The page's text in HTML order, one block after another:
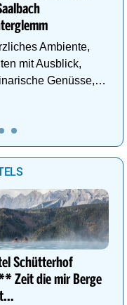
Ambiente,
mit Ausblick,
Genüsse,
Schütterhof
Zeit die mir Berge